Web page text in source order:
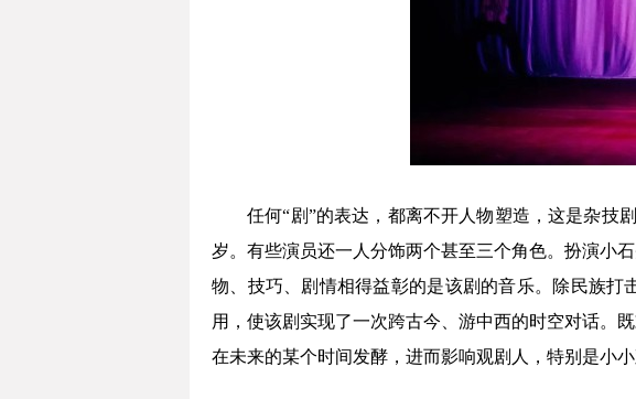
任何“剧”的表达，都离不开人物塑造，这是杂技
岁。有些演员还一人分饰两个甚至三个角色。扮演小
物、技巧、剧情相得益彰的是该剧的音乐。除民族
用，使该剧实现了一次跨古今、游中西的时空对话。
在未来的某个时间发酵，进而影响观剧人，特别是小